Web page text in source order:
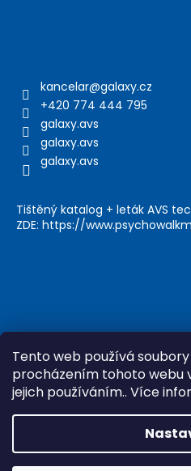
Tento web používá
procházením tohoto webu
jejich používáním.. Více
kancelar@galaxy.cz
+420 774 444 795
galaxy.avs
galaxy.avs
galaxy.avs
Tištěný katalog + leták AVS
ZDE: https://
Vytvořil
Copyright 2026